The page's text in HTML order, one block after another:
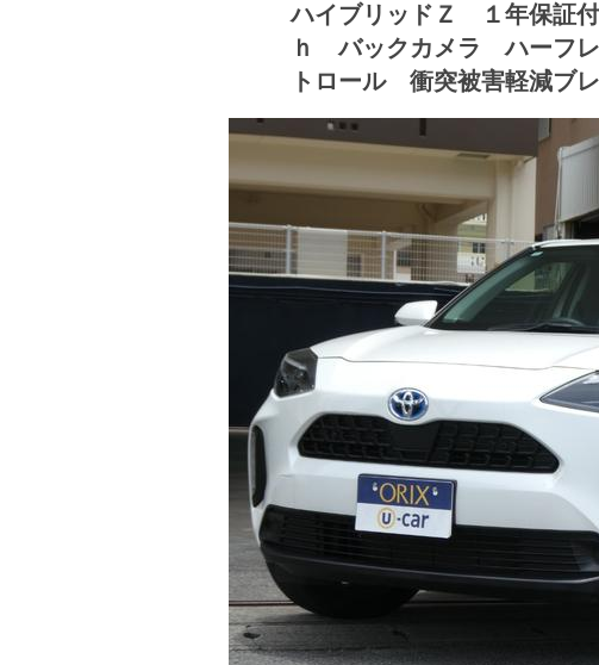
ハイブリッドＺ １年保証
ｈ バックカメラ ハーフ
トロール 衝突被害軽減ブ